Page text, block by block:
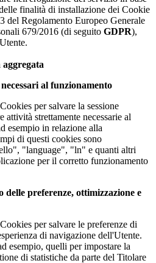
finalità di installazione dei Cookie
del Regolamento Europeo Generale
679/2016 (di seguito GDPR),
al funzionamento
per salvare la sessione
attività strettamente necessarie al
esempio in relazione alla
di questi cookies sono
"language", "ln" e quanti altri
per il corretto funzionamento
delle preferenze, ottimizzazione e
per salvare le preferenze di
di navigazione dell'Utente.
esempio, quelli per impostare la
di statistiche da parte del Titolare